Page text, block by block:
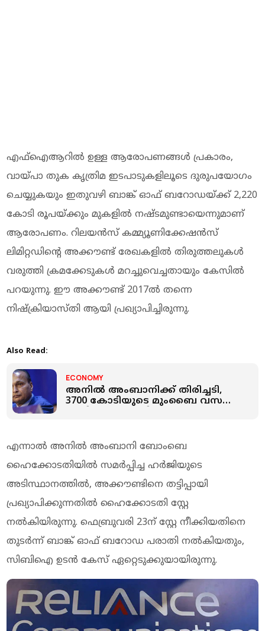
എഫ്‌ഐആറില്‍ ഉള്ള ആരോപണങ്ങള്‍ പ്രകാരം,
വായ്പാ തുക കൃത്രിമ ഇടപാടുകളിലൂടെ ദുരുപയോഗം
ചെയ്യുകയും ഇതുവഴി ബാങ്ക് ഓഫ് ബറോഡയ്ക്ക് 2,220
കോടി രൂപയ്ക്കും മുകളില്‍ നഷ്ടമുണ്ടായെന്നുമാണ്
ആരോപണം. റിലയന്‍സ് കമ്മ്യൂണിക്കേഷന്‍സ്
ലിമിറ്റഡിന്റെ അക്കൗണ്ട് രേഖകളില്‍ തിരുത്തലുകള്‍
വരുത്തി ക്രമക്കേടുകള്‍ മറച്ചുവെച്ചതായും കേസില്‍
പറയുന്നു. ഈ അക്കൗണ്ട് 2017ല്‍ തന്നെ
നിഷ്‌ക്രിയാസ്തി ആയി പ്രഖ്യാപിച്ചിരുന്നു.
Also Read:
ECONOMY
അനിൽ അംബാനിക്ക് തിരിച്ചടി,
3700 കോടിയുടെ മുംബൈ വസതി
എന്നാല്‍ അനില്‍ അംബാനി ബോംബെ
ഹൈക്കോടതിയില്‍ സമര്‍പ്പിച്ച ഹര്‍ജിയുടെ
അടിസ്ഥാനത്തില്‍, അക്കൗണ്ടിനെ തട്ടിപ്പായി
പ്രഖ്യാപിക്കുന്നതില്‍ ഹൈക്കോടതി സ്റ്റേ
നല്‍കിയിരുന്നു. ഫെബ്രുവരി 23ന് സ്റ്റേ നീക്കിയതിനെ
തുടര്‍ന്ന് ബാങ്ക് ഓഫ് ബറോഡ പരാതി നല്‍കിയതും,
സിബിഐ ഉടന്‍ കേസ് ഏറ്റെടുക്കുയായിരുന്നു.